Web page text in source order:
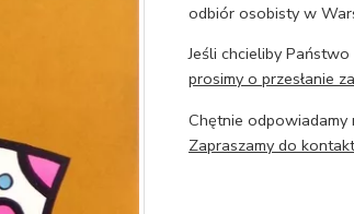
odbiór osobisty w
Jeśli chcieliby
prosimy o przesłanie
Chętnie
Zapraszamy do